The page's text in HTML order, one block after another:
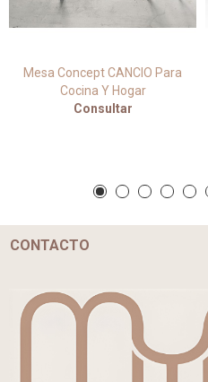
Mesa Concept CANCIO Para
Cocina Y Hogar
Consultar
CONTACTO